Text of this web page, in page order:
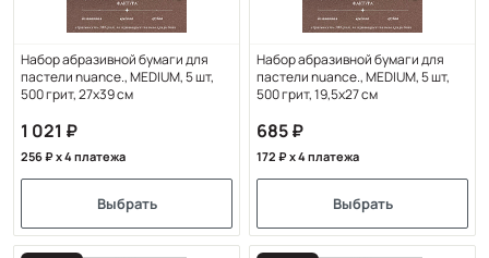
Набор абразивной бумаги для
пастели nuance., MEDIUM, 5 шт,
500 грит, 27х39 см
1 021
256 x 4 платежа
Выбрать
Набор абразивной бумаги для
пастели nuance., MEDIUM, 5 шт,
500 грит, 19,5х27 см
685
172 x 4 платежа
Выбрать